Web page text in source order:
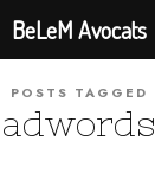
POSTS TAGGED
adwords
BeLeM Avocats